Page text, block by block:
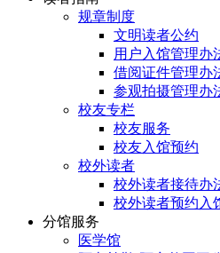
规章制度
文明读者公约
用户入馆管理办
借阅证件管理办
参观拍摄管理办
校友专栏
校友服务
校友入馆预约
校外读者
校外读者接待办
校外读者预约入
分馆服务
医学馆